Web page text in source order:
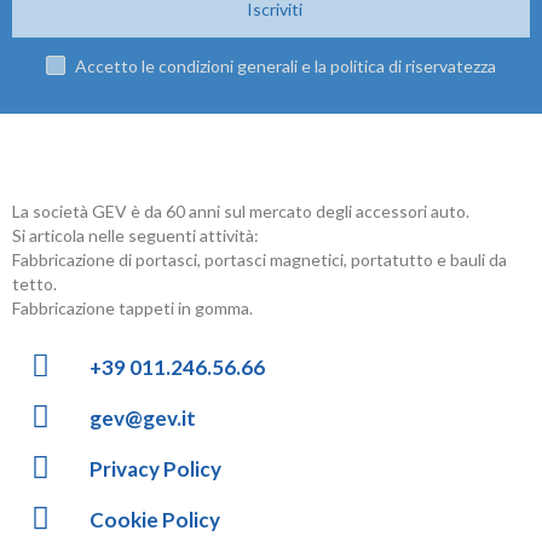
Iscriviti
Accetto le condizioni generali e la politica di riservatezza
La società GEV è da 60 anni sul mercato degli accessori auto.
Si articola nelle seguenti attività:
Fabbricazione di portasci, portasci magnetici, portatutto e bauli da
tetto.
Fabbricazione tappeti in gomma.
+39 011.246.56.66
gev@gev.it
Privacy Policy
Cookie Policy